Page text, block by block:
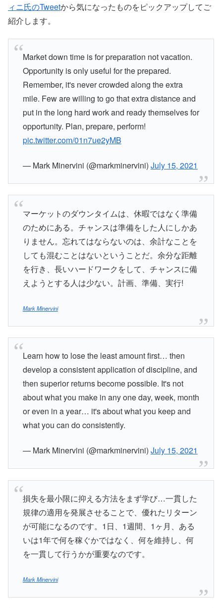
ィニ氏のTweetから気になったものをピックアップしてご
紹介します。
Market down time is for preparation not vacation.
Opportunity is only useful for the prepared.
Remember, it's never crowded along the extra
mile. Few are willing to go that extra distance and
put in the long hard work and ready themselves for
opportunity. Plan, prepare, perform!
pic.twitter.com/01n7ue2yMB
— Mark Minervini (@markminervini) July 15, 2021
マーケットのダウンタイムは、休暇ではなく準備
のためにある。チャンスは準備をした人にしかあ
りません。忘れてはならないのは、余計なことを
しても混むことはないということだ。余分な距離
を行き、長いハードワークをして、チャンスに備
えようとする人は少ない。計画、準備、実行!
Mark Minervini
Learn how to lose the least amount first… then
develop a consistent application of discipline, and
then superior returns become possible. It's not
about what you make in any one day, week, month
or even in a year… it's about what you keep and
what you can do consistently.
— Mark Minervini (@markminervini) July 15, 2021
損失を最小限に抑える方法をまず学び…一貫した
規律の適用を発展させることで、優れたリターン
が可能になるのです。1日、1週間、1ヶ月、ある
いは1年で何を稼ぐかではなく、何を維持し、何
を一貫して行うかが重要なのです。
Mark Minervini